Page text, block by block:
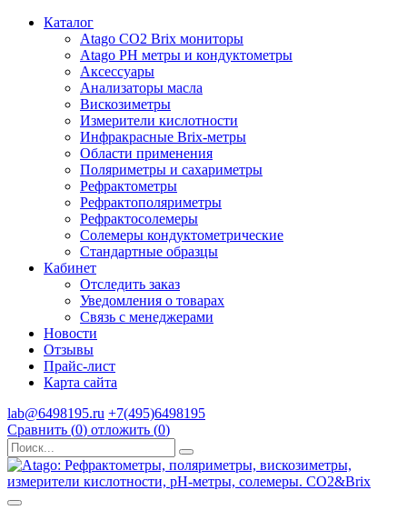
Каталог
Atago CO2 Brix мониторы
Atago PH метры и кондуктометры
Аксессуары
Анализаторы масла
Вискозиметры
Измерители кислотности
Инфракрасные Brix-метры
Области применения
Поляриметры и сахариметры
Рефрактометры
Рефрактополяриметры
Рефрактосолемеры
Солемеры кондуктометрические
Стандартные образцы
Кабинет
Отследить заказ
Уведомления о товарах
Связь с менеджерами
Новости
Отзывы
Прайс-лист
Карта сайта
lab@6498195.ru +7(495)6498195
Сравнить (0) отложить (0)